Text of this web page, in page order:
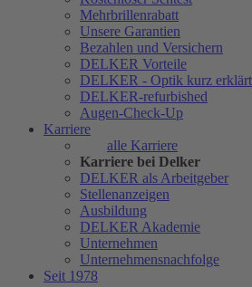
Mehrbrillenrabatt
Unsere Garantien
Bezahlen und Versichern
DELKER Vorteile
DELKER - Optik kurz erklärt
DELKER-refurbished
Augen-Check-Up
Karriere
alle Karriere
Karriere bei Delker
DELKER als Arbeitgeber
Stellenanzeigen
Ausbildung
DELKER Akademie
Unternehmen
Unternehmensnachfolge
Seit 1978